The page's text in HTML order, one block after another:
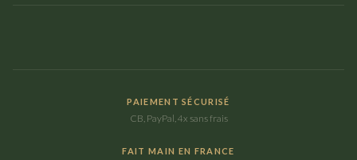
PAIEMENT SÉCURISÉ
CB, PayPal, 4x sans frais
FAIT MAIN EN FRANCE